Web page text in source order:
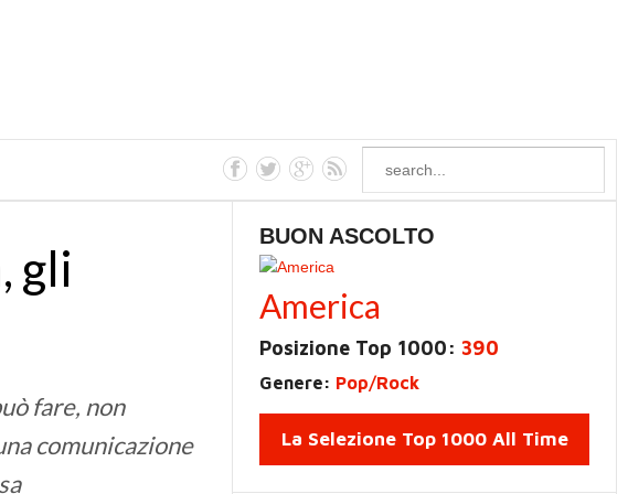
gli
fare, non
comunicazione
BUON ASCOLTO
America
Posizione Top 1000: 390
Genere: Pop/Rock
La Selezione Top 1000 All Time